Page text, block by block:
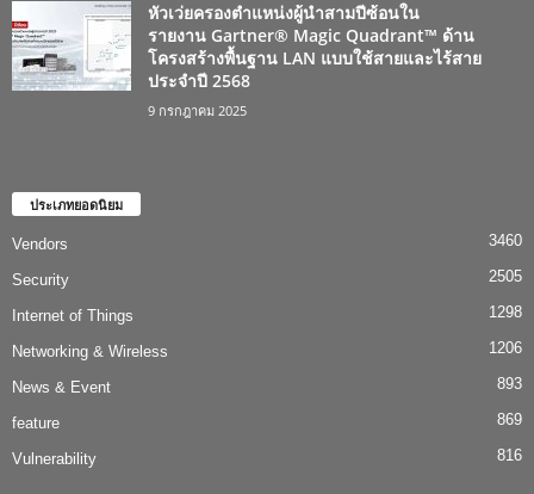
หัวเว่ยครองตำแหน่งผู้นำสามปีซ้อนใน
รายงาน Gartner® Magic Quadrant™ ด้าน
โครงสร้างพื้นฐาน LAN แบบใช้สายและไร้สาย
ประจำปี 2568
9 กรกฎาคม 2025
ประเภทยอดนิยม
Vendors 3460
Security 2505
Internet of Things 1298
Networking & Wireless 1206
News & Event 893
feature 869
Vulnerability 816